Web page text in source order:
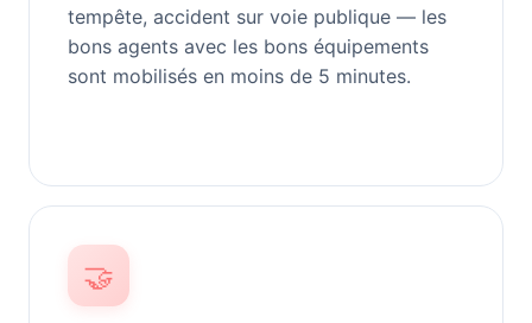
tempête, accident sur voie publique — les
bons agents avec les bons équipements
sont mobilisés en moins de 5 minutes.
🤝